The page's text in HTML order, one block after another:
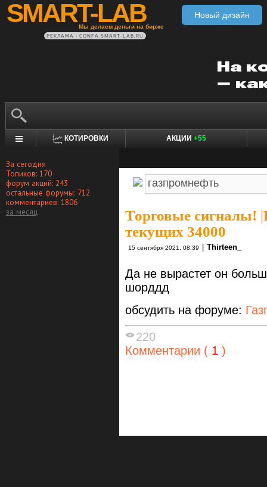
SMART-LAB
Мы делаем деньги на бирже
Новый дизайн
РЕКЛАМА • CONFA.SMART-LAB.RU
КОТИРОВКИ АКЦИИ +55
За сегодня
Топиков: 170
форум акций: 243
остальные форумы: 712
комментариев: 1806
за месяц
Торговые сигналы! |
текущих 34000
15 сентября 2021, 08:39 Thirteen_
Да не вырастет он
шорддд
обсудить на форуме:
220
Комментарии ( 1 )